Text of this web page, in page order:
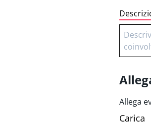
Allega
Carica